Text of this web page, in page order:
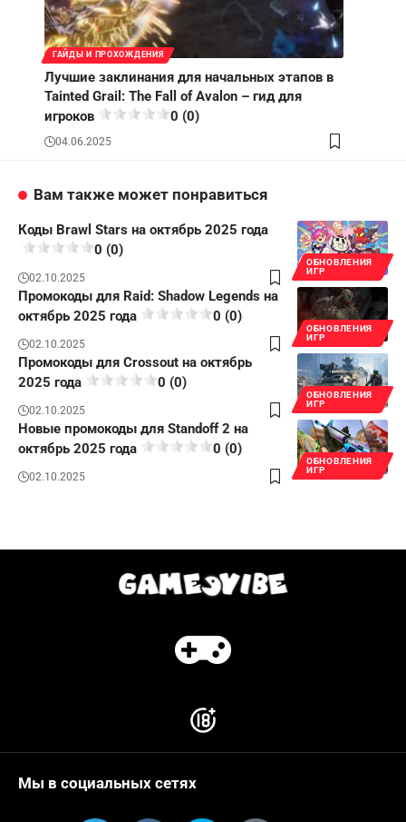
ГАЙДЫ И ПРОХОЖДЕНИЯ
Лучшие заклинания для начальных этапов в
Tainted Grail: The Fall of Avalon – гид для
игроков
0 (0)
04.06.2025
Вам также может понравиться
ОБНОВЛЕНИЯ
ИГР
Коды Brawl Stars на октябрь 2025 года
0 (0)
02.10.2025
ОБНОВЛЕНИЯ
ИГР
Промокоды для Raid: Shadow Legends на
октябрь 2025 года
0 (0)
02.10.2025
ОБНОВЛЕНИЯ
ИГР
Промокоды для Crossout на октябрь
2025 года
0 (0)
02.10.2025
ОБНОВЛЕНИЯ
ИГР
Новые промокоды для Standoff 2 на
октябрь 2025 года
0 (0)
02.10.2025
Мы в социальных сетях